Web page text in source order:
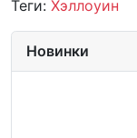
Теги: Хэллоуин
Новинки